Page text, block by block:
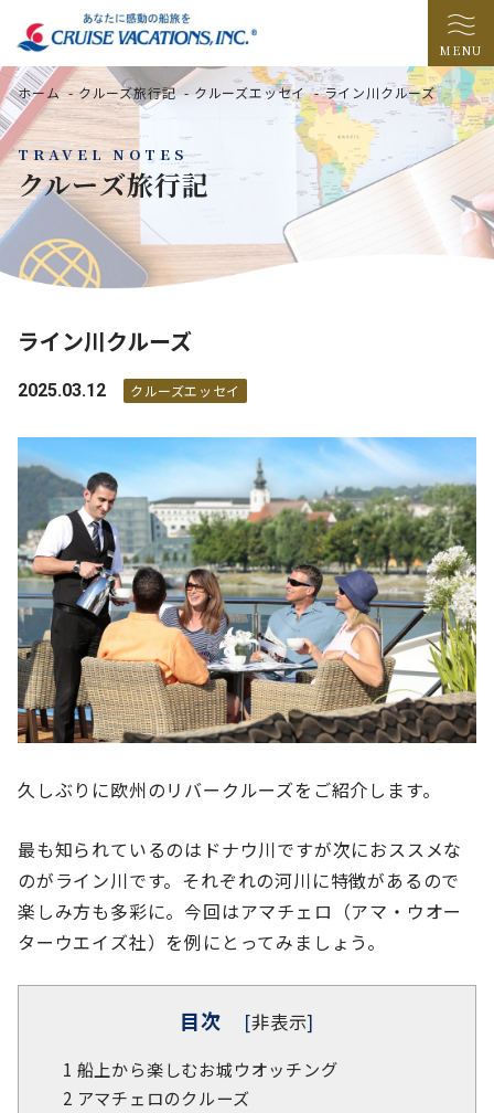
MENU
TRAVEL NOTES
クルーズ旅行記
ホーム -クルーズ旅行記 - クルーズエッセイ -ライン川クルーズ
ライン川クルーズ
2025.03.12 クルーズエッセイ
久しぶりに欧州のリバークルーズをご紹介します。
最も知られているのはドナウ川ですが次におススメな
のがライン川です。それぞれの河川に特徴があるので
楽しみ方も多彩に。今回はアマチェロ（アマ・ウオー
ターウエイズ社）を例にとってみましょう。
目次 [非表示]
1 船上から楽しむお城ウオッチング
2 アマチェロのクルーズ